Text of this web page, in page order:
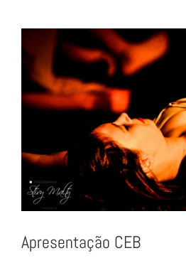
Apresentação CEB